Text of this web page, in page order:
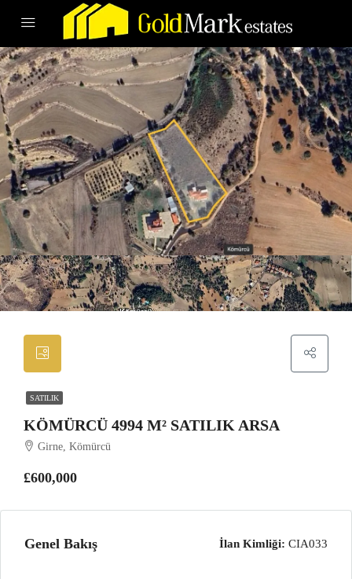
SATILIK
KÖMÜRCÜ 4994 M² SATILIK ARSA
Girne, Kömürcü
£600,000
Genel Bakış İlan Kimliği: CIA033